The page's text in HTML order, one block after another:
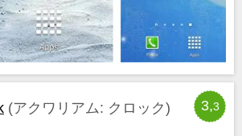
3,3
(アクワリアム: クロック)